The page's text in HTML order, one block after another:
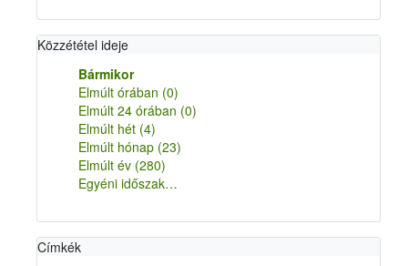
Közzététel ideje
Bármikor
Elmúlt órában (0)
Elmúlt 24 órában (0)
Elmúlt hét (4)
Elmúlt hónap (23)
Elmúlt év (280)
Egyéni időszak…
Címkék